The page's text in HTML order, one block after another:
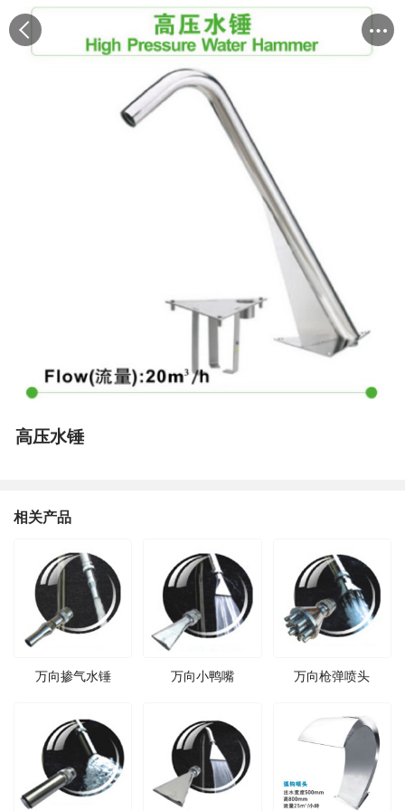
高压水锤
相关产品
万向掺气水锤 万向小鸭嘴 万向枪弹喷头